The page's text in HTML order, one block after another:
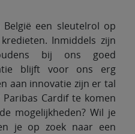
een sleutelrol op
Inmiddels zijn
bij ons goed
blijft voor ons erg
aan innovatie zijn er tal
Cardif te komen
mogelijkheden? Wil je
je op zoek naar een